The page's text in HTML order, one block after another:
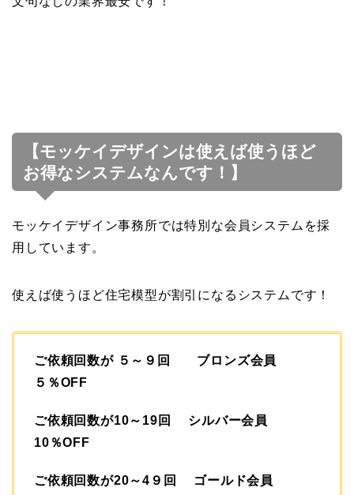
【モッケイデザインは使えば使うほど
お得なシステムなんです！】
モッケイデザイン事務所では特別な会員システムを採
用しています。
使えば使うほど住宅模型が割引になるシステムです！
ご依頼回数が ５～９回 ブロンズ会員
５％OFF
ご依頼回数が10～19回 シルバー会員
10％OFF
ご依頼回数が20～4９回 ゴールド会員